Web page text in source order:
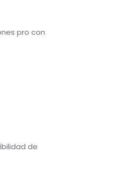
pro con